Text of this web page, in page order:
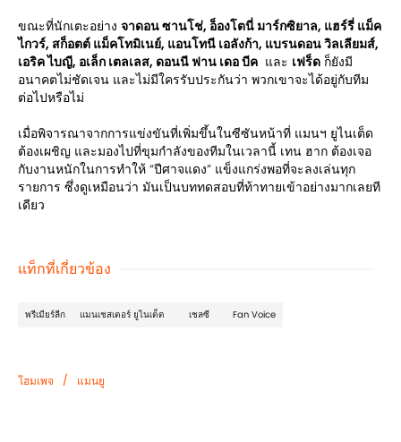
ขณะที่นักเตะอย่าง จาดอน ซานโช่, อ็องโตนี่ มาร์กซิยาล, แฮร์รี่ แม็ค
ไกวร์, สก็อตต์ แม็คโทมิเนย์, แอนโทนี เอลังก้า, แบรนดอน วิลเลียมส์,
เอริค ไบญี, อเล็ก เตลเลส, ดอนนี ฟาน เดอ บีค และ เฟร็ด ก็ยังมี
อนาคตไม่ชัดเจน และไม่มีใครรับประกันว่า พวกเขาจะได้อยู่กับทีม
ต่อไปหรือไม่
เมื่อพิจารณาจากการแข่งขันที่เพิ่มขึ้นในซีซันหน้าที่ แมนฯ ยูไนเต็ด
ต้องเผชิญ และมองไปที่ขุมกำลังของทีมในเวลานี้ เทน ฮาก ต้องเจอ
กับงานหนักในการทำให้ “ปีศาจแดง” แข็งแกร่งพอที่จะลงเล่นทุก
รายการ ซึ่งดูเหมือนว่า มันเป็นบททดสอบที่ท้าทายเข้าอย่างมากเลยที
เดียว
แท็กที่เกี่ยวข้อง
พรีเมียร์ลีก แมนเชสเตอร์ ยูไนเต็ด เชลซี Fan Voice
โฮมเพจ / แมนยู